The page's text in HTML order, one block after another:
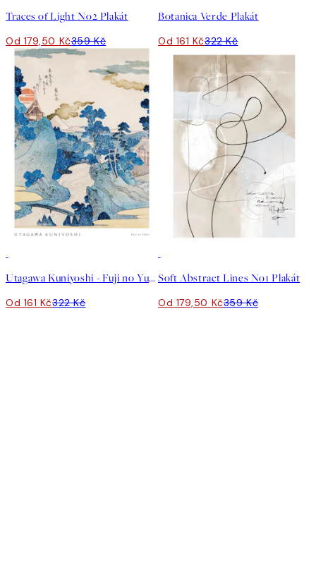
Traces of Light No2 Plakát
Od 179,50 Kč359 Kč
Botanica Verde Plakát
Od 161 Kč322 Kč
Utagawa Kuniyoshi - Fuji no Yukei Plakát
Od 161 Kč322 Kč
Soft Abstract Lines No1 Plakát
Od 179,50 Kč359 Kč